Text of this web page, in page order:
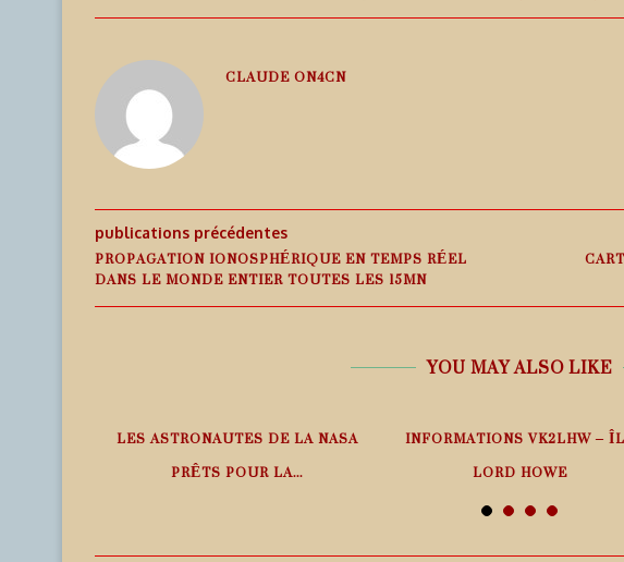
CLAUDE ON4CN
publications précédentes
PROPAGATION IONOSPHÉRIQUE EN TEMPS RÉEL
DANS LE MONDE ENTIER TOUTES LES 15MN
YOU MAY ALSO LIKE
LES ASTRONAUTES DE LA NASA
PRÊTS POUR LA...
INFORMATIONS VK2LHW –
LORD HOWE
6 août 2026